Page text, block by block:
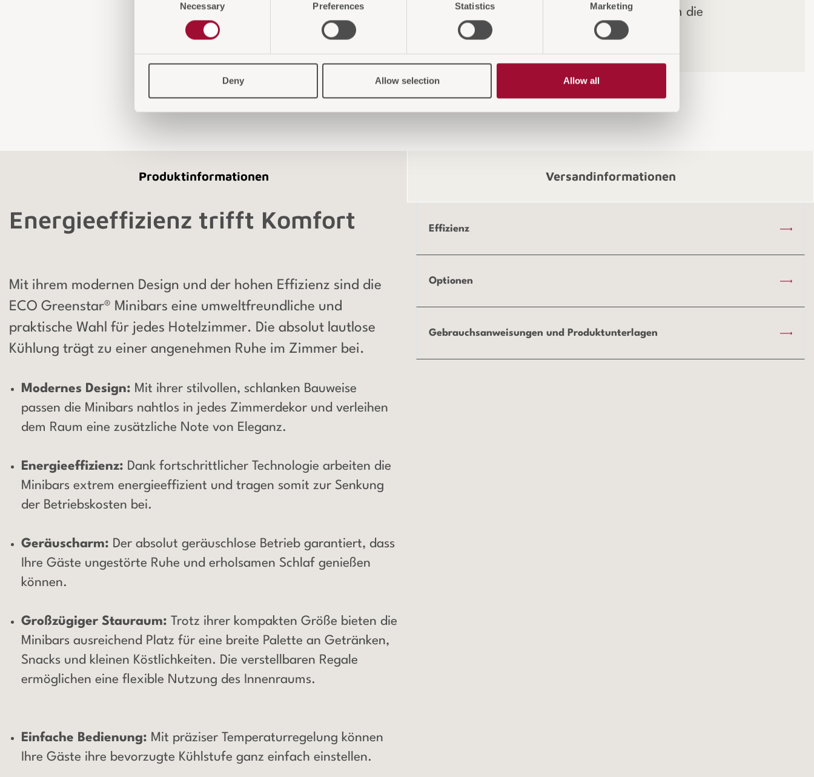
Necessary Preferences Statistics Marketing
Deny Allow selection Allow all
Getränken und Snacks rund um die
Uhr zur Verfügung zu stellen.“
Produktinformationen Versandinformationen
Energieeffizienz trifft Komfort
Mit ihrem modernen Design und der hohen Effizienz sind die
ECO Greenstar® Minibars eine umweltfreundliche und
praktische Wahl für jedes Hotelzimmer. Die absolut lautlose
Kühlung trägt zu einer angenehmen Ruhe im Zimmer bei.
Modernes Design: Mit ihrer stilvollen, schlanken Bauweise
passen die Minibars nahtlos in jedes Zimmerdekor und verleihen
dem Raum eine zusätzliche Note von Eleganz.
Energieeffizienz: Dank fortschrittlicher Technologie arbeiten die
Minibars extrem energieeffizient und tragen somit zur Senkung
der Betriebskosten bei.
Geräuscharm: Der absolut geräuschlose Betrieb garantiert, dass
Ihre Gäste ungestörte Ruhe und erholsamen Schlaf genießen
können.
Großzügiger Stauraum: Trotz ihrer kompakten Größe bieten die
Minibars ausreichend Platz für eine breite Palette an Getränken,
Snacks und kleinen Köstlichkeiten. Die verstellbaren Regale
ermöglichen eine flexible Nutzung des Innenraums.
Einfache Bedienung: Mit präziser Temperaturregelung können
Ihre Gäste ihre bevorzugte Kühlstufe ganz einfach einstellen.
Effizienz
Optionen
Gebrauchsanweisungen und Produktunterlagen